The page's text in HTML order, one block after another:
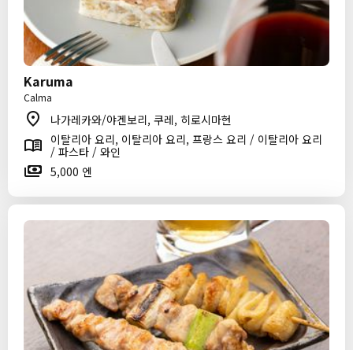
Karuma
Calma
나가레카와/야겐보리, 쿠레, 히로시마현
이탈리아 요리, 이탈리아 요리, 프랑스 요리 / 이탈리아 요리
/ 파스타 / 와인
5,000 엔